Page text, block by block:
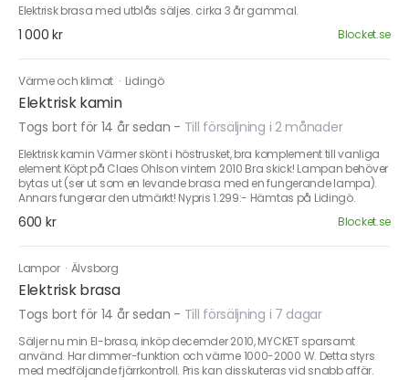
Elektrisk brasa med utblås säljes. cirka 3 år gammal.
1 000 kr Blocket.se
Värme och klimat · Lidingö
Elektrisk kamin
Togs bort för 14 år sedan - Till försäljning i 2 månader
Elektrisk kamin Värmer skönt i höstrusket, bra komplement till vanliga
element Köpt på Claes Ohlson vintern 2010 Bra skick! Lampan behöver
bytas ut (ser ut som en levande brasa med en fungerande lampa).
Annars fungerar den utmärkt! Nypris 1.299:- Hämtas på Lidingö.
600 kr Blocket.se
Lampor · Älvsborg
Elektrisk brasa
Togs bort för 14 år sedan - Till försäljning i 7 dagar
Säljer nu min El-brasa, inköp decemder 2010, MYCKET sparsamt
använd. Har dimmer-funktion och värme 1000-2000 W. Detta styrs
med medföljande fjärrkontroll. Pris kan disskuteras vid snabb affär.